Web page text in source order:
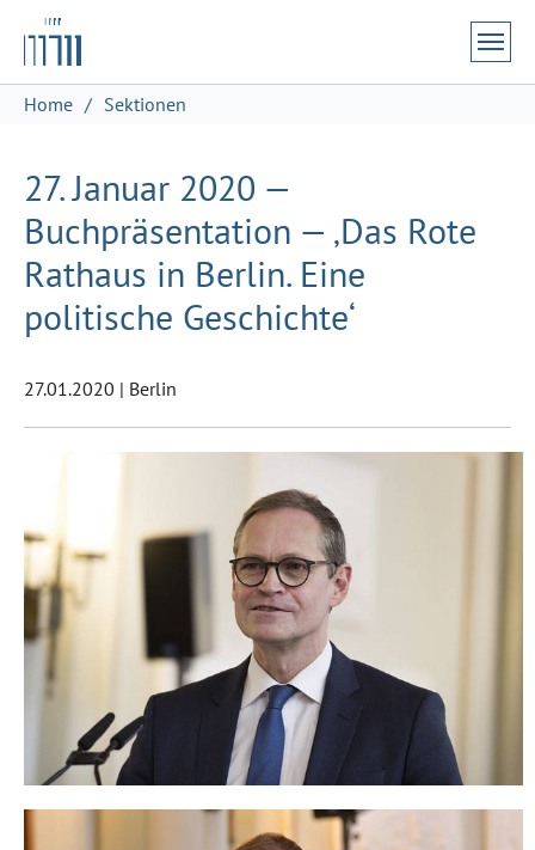
Zum Hauptinhalt springen
Skip to page footer
Sie sind hier:
Home Sektionen
27. Januar 2020 —
Buchpräsentation — ‚Das Rote
Rathaus in Berlin. Eine
politische Geschichte‘
27.01.2020 | Berlin